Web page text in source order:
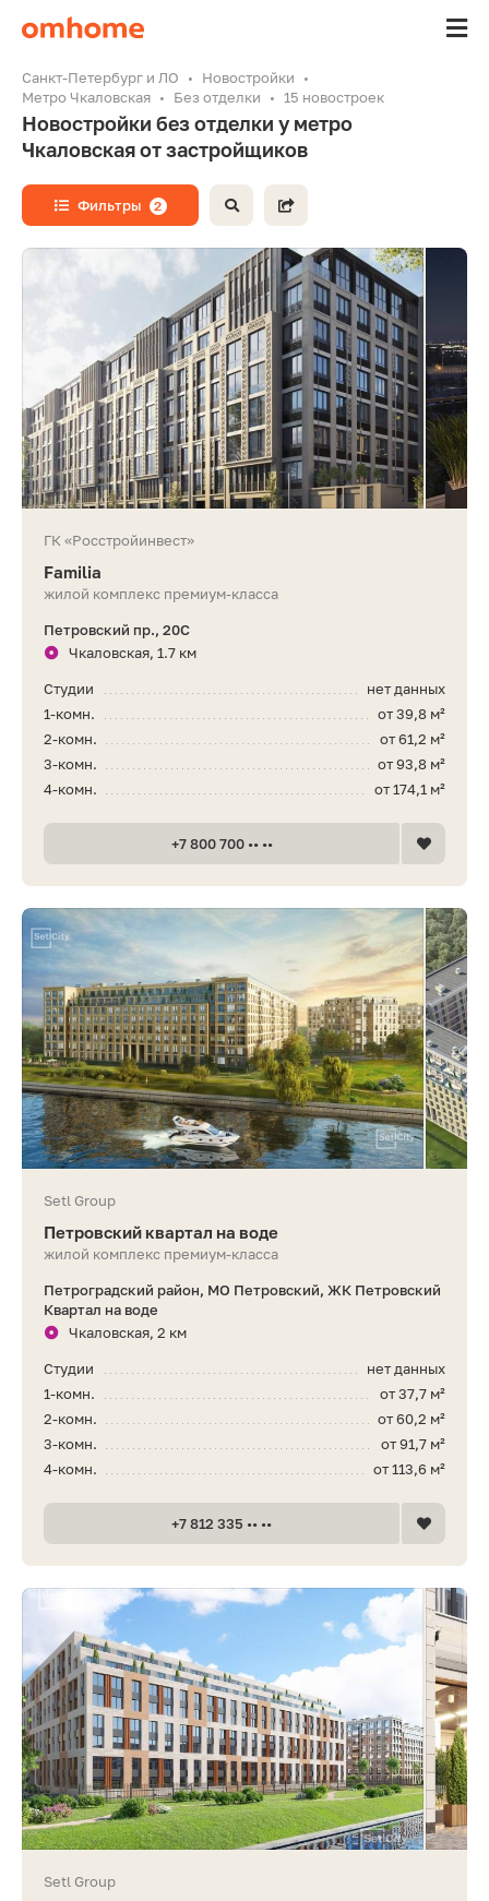
Санкт-Петербург и ЛО
Новостройки
Метро Чкаловская
Без отделки 15 новостроек
Новостройки без отделки у метро
Чкаловская от застройщиков
Фильтры 2
ГК «Росстройинвест»
Familia
жилой комплекс премиум-класса
Петровский пр., 20С
Чкаловская, 1.7 км
нет данных
Студии
от 39,8 м²
1-комн.
от 61,2 м²
2-комн.
от 93,8 м²
3-комн.
от 174,1 м²
4-комн.
+7 800 700 •• ••
Setl Group
Петровский квартал на воде
жилой комплекс премиум-класса
Петроградский район, МО Петровский, ЖК Петровский
Квартал на воде
Чкаловская, 2 км
нет данных
Студии
от 37,7 м²
1-комн.
от 60,2 м²
2-комн.
от 91,7 м²
3-комн.
от 113,6 м²
4-комн.
+7 812 335 •• ••
Setl Group